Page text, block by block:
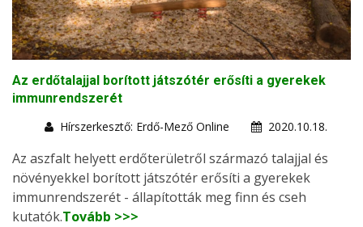
Az erdőtalajjal borított játszótér erősíti a gyerekek
immunrendszerét
Hírszerkesztő: Erdő-Mező Online
2020.10.18.
Az aszfalt helyett erdőterületről származó talajjal és
növényekkel borított játszótér erősíti a gyerekek
immunrendszerét - állapították meg finn és cseh
kutatók.Tovább >>>